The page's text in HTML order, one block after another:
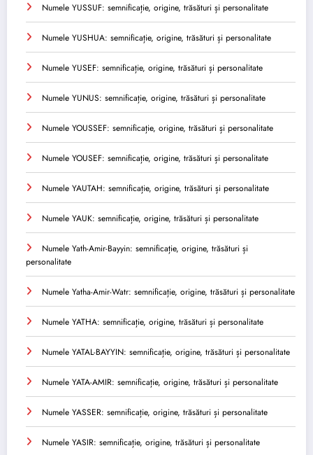
Numele YUSSUF: semnificație, origine, trăsături și personalitate
Numele YUSHUA: semnificație, origine, trăsături și personalitate
Numele YUSEF: semnificație, origine, trăsături și personalitate
Numele YUNUS: semnificație, origine, trăsături și personalitate
Numele YOUSSEF: semnificație, origine, trăsături și personalitate
Numele YOUSEF: semnificație, origine, trăsături și personalitate
Numele YAUTAH: semnificație, origine, trăsături și personalitate
Numele YAUK: semnificație, origine, trăsături și personalitate
Numele Yath-Amir-Bayyin: semnificație, origine, trăsături și
personalitate
Numele Yatha-Amir-Watr: semnificație, origine, trăsături și personalitate
Numele YATHA: semnificație, origine, trăsături și personalitate
Numele YATAL-BAYYIN: semnificație, origine, trăsături și personalitate
Numele YATA-AMIR: semnificație, origine, trăsături și personalitate
Numele YASSER: semnificație, origine, trăsături și personalitate
Numele YASIR: semnificație, origine, trăsături și personalitate